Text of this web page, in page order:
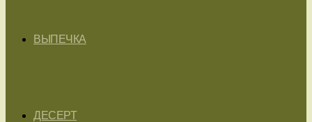
ВЫПЕЧКА
ДЕСЕРТ